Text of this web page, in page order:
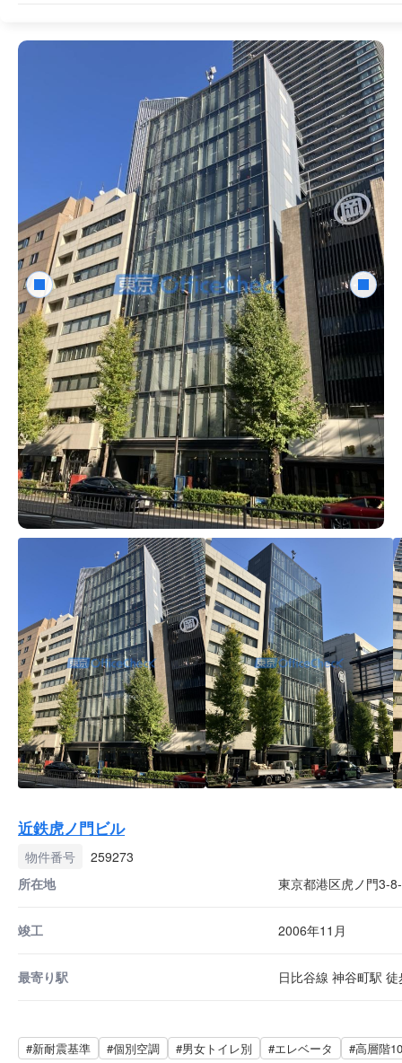
近鉄虎ノ門ビル
物件番号
259273
所在地
東京都港区虎ノ門3-
竣工 2006年11月
最寄り駅 日比谷線 神谷町駅
#新耐震基準 #個別空調 #男女トイレ別 #エレベータ #高層階